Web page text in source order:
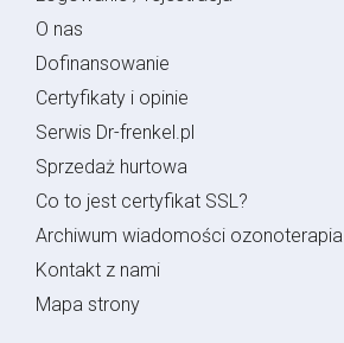
O nas
Dofinansowanie
Certyfikaty i opinie
Serwis Dr-frenkel.pl
Sprzedaż hurtowa
Co to jest certyfikat SSL?
Archiwum wiadomości ozonoterapia
Kontakt z nami
Mapa strony